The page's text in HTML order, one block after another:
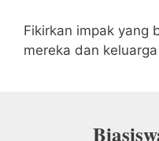
Fikirkan impak yang
mereka dan